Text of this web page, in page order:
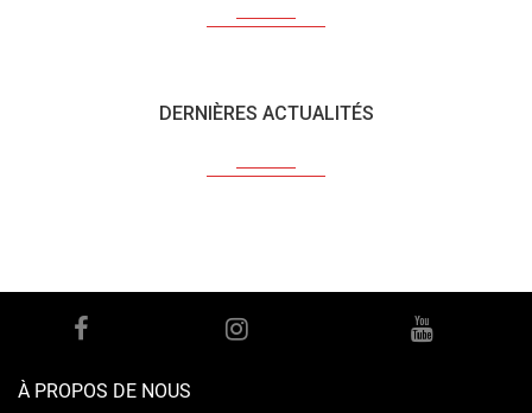
DERNIÈRES ACTUALITÉS
À PROPOS DE NOUS